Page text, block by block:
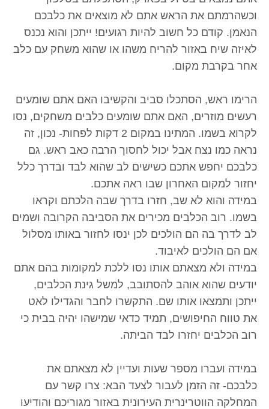
וכשהרמתם את הראש אתם לא מוצאים את כלבכם
הנאמן. קודם כל חשוב להיות רגועים! ייתכן והוא נכנס
לאיזה שיח באזור להריח משהו או שהוא משחק עם כלב
אחר בקרבת מקום.
הרימו ראש, הסתכלו סביב והקשיבו האם אתם שומעים
רעשים מוזרים, האם אתם שומעים כלבים משחקים, נסו
לקרוא בשמו. המתינו במקום 2 דקות לפחות- נכון, זה
נראה כמו נצח אבל יכול לחסוך הרבה כאב ראש. גם
כלבכם יחפש אתכם כשישים לב שהוא לבד ובדרך כלל
יחזור למקום האחרון שבו ראה אתכם.
במידה והוא לא שב, חזרו בדרך שבה הלכתם וקראו
בשמו. רוב הכלבים מכירים את הסביבה הקרובה ושמים
לב לדרך בה הם הולכים לכן ינסו לחזור באותו מסלול
אם הם הולכים לאיבוד.
במידה ולא מצאתם אותו נסו ללכת למקומות בהם אתם
יודעים שהוא אוהב להסתובב, למשל גינת הכלבים,
ייתכן ותמצאו אותו שם. התקשרו לחבר והגדילו לאט
את טווח החיפושים, תמיד כדאי שמישהו יהיה בבית כי
רוב הכלבים יחזרו לבד הביתה.
במידה ועברו מספר שעות ועדיין לא מצאתם את
כלבכם- זה הזמן לעבור לצעד הבא: צרו קשר עם
המחלקה הווטרינרית העירונית באזור מגוריכם והודיעו